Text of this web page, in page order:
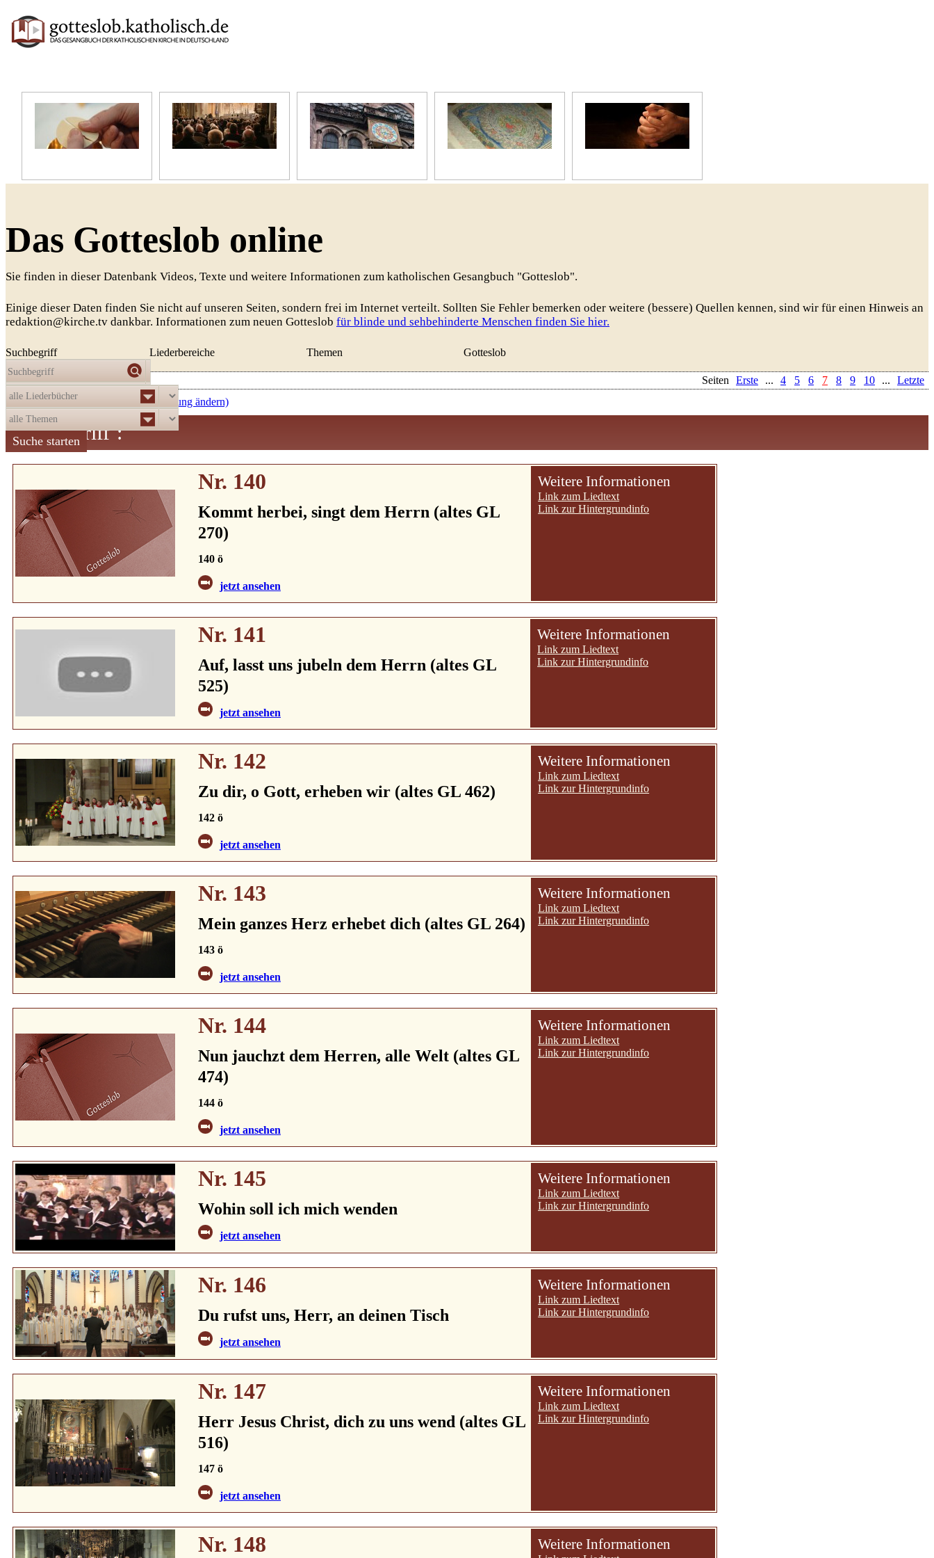
Das Gotteslob online
Sie finden in dieser Datenbank Videos, Texte und weitere Informationen zum katholischen Gesangbuch "Gotteslob".
Einige dieser Daten finden Sie nicht auf unseren Seiten, sondern frei im Internet verteilt. Sollten Sie Fehler bemerken oder weitere (bessere) Quellen kennen, sind wir für einen Hinweis an
redaktion@kirche.tv dankbar. Informationen zum neuen Gotteslob für blinde und sehbehinderte Menschen finden Sie hier.
Suchbegriff Liederbereiche Themen Gotteslob
Die Auswahlergab521Treffer: Seiten Erste ... 4 5 6 7 8 9 10 ...
Letzte
aufsteigend nach Nummer (Sortierung ändern)
Suchbegriff :
Nr. 140
Kommt herbei, singt dem Herrn (altes GL
270)
140 ö
jetzt ansehen
Weitere Informationen
Link zum Liedtext
Link zur Hintergrundinfo
Nr. 141
Auf, lasst uns jubeln dem Herrn (altes GL
525)
jetzt ansehen
Weitere Informationen
Link zum Liedtext
Link zur Hintergrundinfo
Nr. 142
Zu dir, o Gott, erheben wir (altes GL 462)
142 ö
jetzt ansehen
Weitere Informationen
Link zum Liedtext
Link zur Hintergrundinfo
Nr. 143
Mein ganzes Herz erhebet dich (altes GL 264)
143 ö
jetzt ansehen
Weitere Informationen
Link zum Liedtext
Link zur Hintergrundinfo
Nr. 144
Nun jauchzt dem Herren, alle Welt (altes GL
474)
144 ö
jetzt ansehen
Weitere Informationen
Link zum Liedtext
Link zur Hintergrundinfo
Nr. 145
Wohin soll ich mich wenden
jetzt ansehen
Weitere Informationen
Link zum Liedtext
Link zur Hintergrundinfo
Nr. 146
Du rufst uns, Herr, an deinen Tisch
jetzt ansehen
Weitere Informationen
Link zum Liedtext
Link zur Hintergrundinfo
Nr. 147
Herr Jesus Christ, dich zu uns wend (altes GL
516)
147 ö
jetzt ansehen
Weitere Informationen
Link zum Liedtext
Link zur Hintergrundinfo
Nr. 148 Weitere Informationen